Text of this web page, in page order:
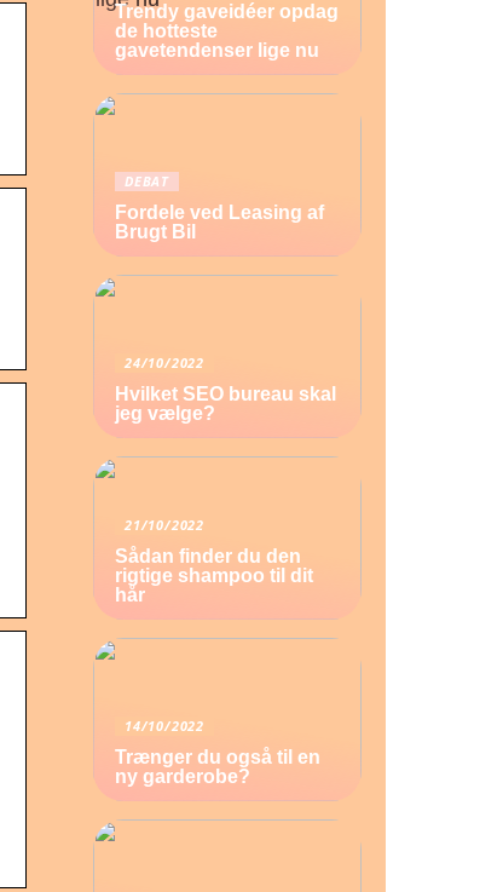
Trendy gaveidéer opdag
de hotteste
gavetendenser lige nu
DEBAT
Fordele ved Leasing af
Brugt Bil
24/10/2022
Hvilket SEO bureau skal
jeg vælge?
21/10/2022
Sådan finder du den
rigtige shampoo til dit
hår
14/10/2022
Trænger du også til en
ny garderobe?